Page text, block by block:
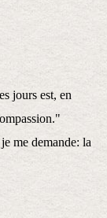
jours est, en
me demande: la